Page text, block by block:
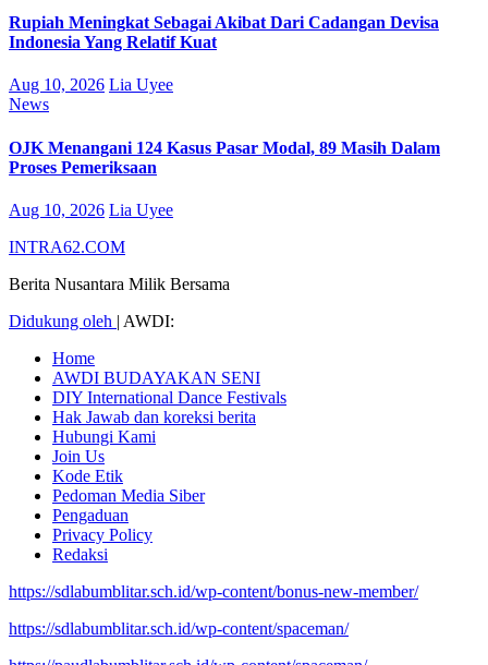
Rupiah Meningkat Sebagai Akibat Dari Cadangan Devisa
Indonesia Yang Relatif Kuat
Aug 10, 2026 Lia Uyee
News
OJK Menangani 124 Kasus Pasar Modal, 89 Masih Dalam
Proses Pemeriksaan
Aug 10, 2026 Lia Uyee
INTRA62.COM
Berita Nusantara Milik Bersama
Didukung oleh | AWDI:
Home
AWDI BUDAYAKAN SENI
DIY International Dance Festivals
Hak Jawab dan koreksi berita
Hubungi Kami
Join Us
Kode Etik
Pedoman Media Siber
Pengaduan
Privacy Policy
Redaksi
https://sdlabumblitar.sch.id/wp-content/bonus-new-member/
https://sdlabumblitar.sch.id/wp-content/spaceman/